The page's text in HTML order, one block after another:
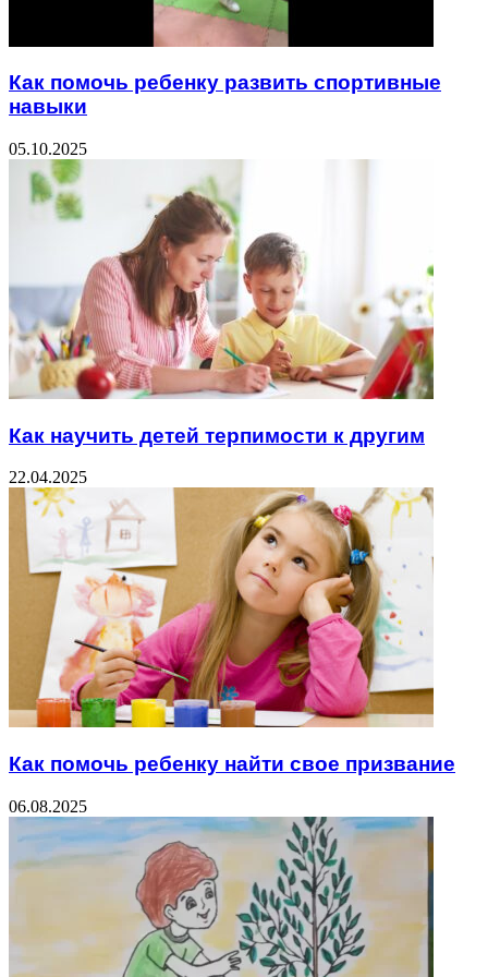
Как помочь ребенку развить спортивные
навыки
05.10.2025
Как научить детей терпимости к другим
22.04.2025
Как помочь ребенку найти свое призвание
06.08.2025